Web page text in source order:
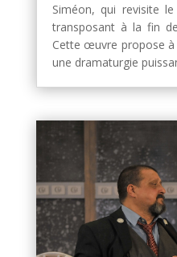
Siméon, qui revisite
transposant à la fin
Cette œuvre propose
une dramaturgie